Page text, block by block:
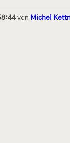
von Michel